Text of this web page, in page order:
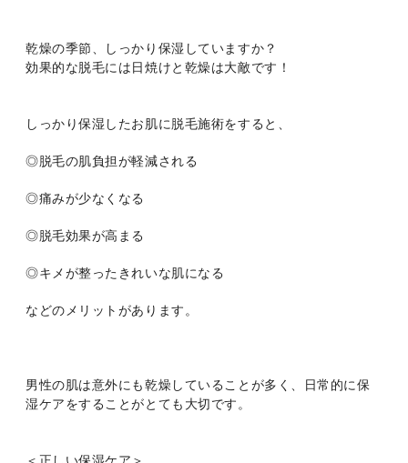
乾燥の季節、しっかり保湿していますか？
効果的な脱毛には日焼けと乾燥は大敵です！
しっかり保湿したお肌に脱毛施術をすると、
◎脱毛の肌負担が軽減される
◎痛みが少なくなる
◎脱毛効果が高まる
◎キメが整ったきれいな肌になる
などのメリットがあります。
男性の肌は意外にも乾燥していることが多く、日常的に保
湿ケアをすることがとても大切です。
＜正しい保湿ケア＞